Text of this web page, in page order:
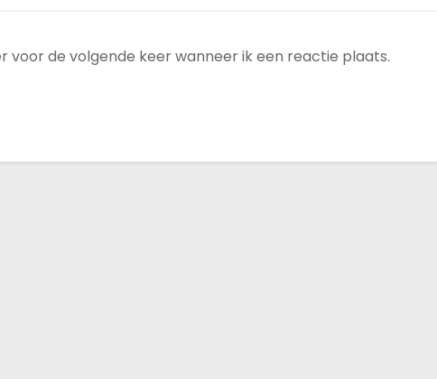
voor de volgende keer wanneer ik een reactie plaats.